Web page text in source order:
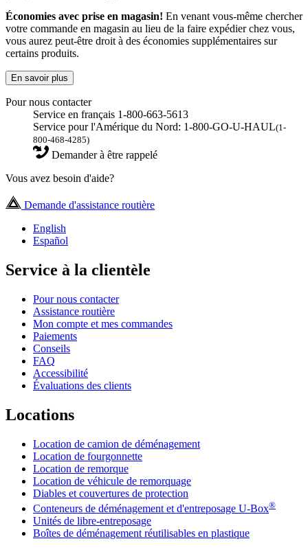
Économies avec prise en magasin! En venant vous-même chercher
votre commande en magasin au lieu de la faire expédier chez vous,
vous aurez peut-être droit à des économies supplémentaires sur
certains produits.
En savoir plus
Pour nous contacter
Service en français 1-800-663-5613
Service pour l'Amérique du Nord: 1-800-GO-U-HAUL(1-
800-468-4285)
Demander à être rappelé
Vous avez besoin d'aide?
Demande d'assistance routière
English
Español
Service à la clientèle
Pour nous contacter
Assistance routière
Mon compte et mes commandes
Paiements
Conseils
FAQ
Accessibilité
Évaluations des clients
Locations
Location de camion de déménagement
Location de fourgonnette
Location de remorque
Location de véhicule de remorquage
Diables et couvertures de protection
Conteneurs de déménagement et d'entreposage U-Box®
Unités de libre-entreposage
Boîtes de déménagement réutilisables en plastique